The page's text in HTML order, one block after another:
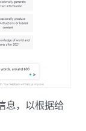
息，以根据给